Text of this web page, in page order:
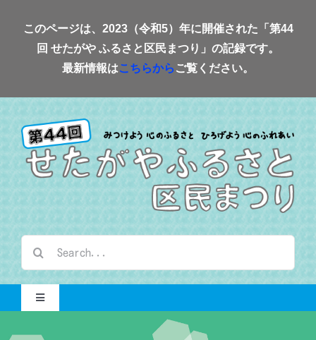
このページは、2023（令和5）年に開催された「第44
回 せたがや ふるさと区民まつり」の記録です。
最新情報はこちらから ご覧ください。
…
Toggle
Navigation
Home-2023-